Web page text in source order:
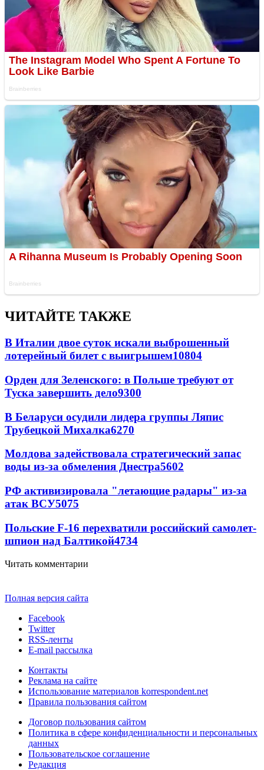
ЧИТАЙТЕ ТАКЖЕ
В Италии двое суток искали выброшенный
лотерейный билет с выигрышем10804
Орден для Зеленского: в Польше требуют от
Туска завершить дело9300
В Беларуси осудили лидера группы Ляпис
Трубецкой Михалка6270
Молдова задействовала стратегический запас
воды из-за обмеления Днестра5602
РФ активизировала "летающие радары" из-за
атак ВСУ5075
Польские F-16 перехватили российский самолет-
шпион над Балтикой4734
Читать комментарии
Полная версия сайта
Facebook
Twitter
RSS-ленты
E-mail рассылка
Контакты
Реклама на сайте
Использование материалов korrespondent.net
Правила пользования сайтом
Договор пользования сайтом
Политика в сфере конфиденциальности и персональных
данных
Пользовательское соглашение
Редакция